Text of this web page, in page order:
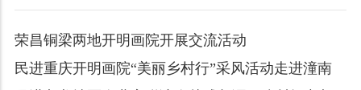
荣昌铜梁两地开明画院开展交流活动
民进重庆开明画院“美丽乡村行”采风活动走进潼南